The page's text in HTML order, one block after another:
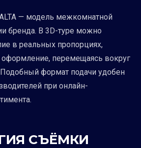
— модель межкомнатной
бренда. В 3D-туре можно
в реальных пропорциях,
оформление, перемещаясь вокруг
формат подачи удобен
при онлайн-
СЪЁМКИ